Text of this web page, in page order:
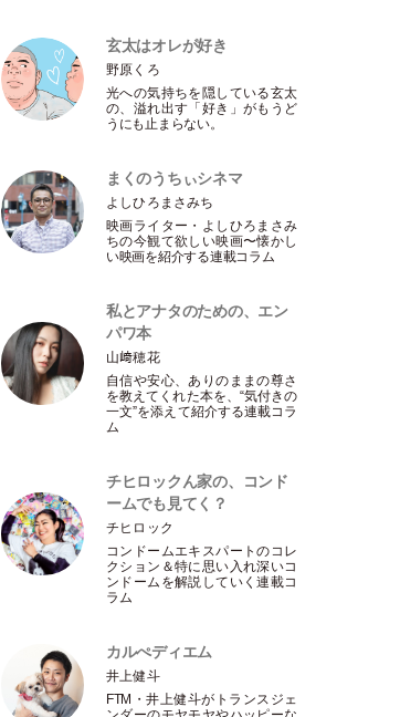
玄太はオレが好き
野原くろ
光への気持ちを隠している玄太
の、溢れ出す 「好き 」がもうど
うにも止まらない。
まくのうちぃシネマ
よしひろまさみち
映画ライター ・ よしひろまさみ
ちの今観て欲しい映画〜懐かし
い映画を紹介する連載コラム
私とアナタのための、エン
パワ本
山﨑穂花
自信や安心、ありのままの尊さ
を教えてくれた本を、“気付きの
一文”を添えて紹介する連載コラ
ム
チヒロックん家の、コンド
ームでも見てく？
チヒロック
コンドームエキスパートのコレ
クション＆特に思い入れ深いコ
ンドームを解説していく連載コ
ラム
カルぺディエム
井上健斗
FTM ・井上健斗がトランスジェ